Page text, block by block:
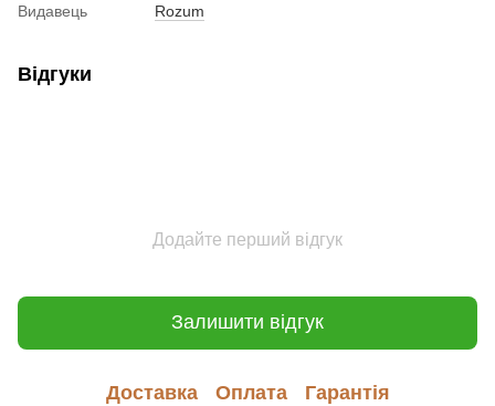
Видавець
Rozum
Відгуки
Додайте перший відгук
Залишити відгук
Доставка Оплата Гарантія